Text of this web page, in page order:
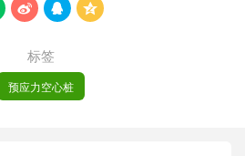
  
标签
预应力空心桩